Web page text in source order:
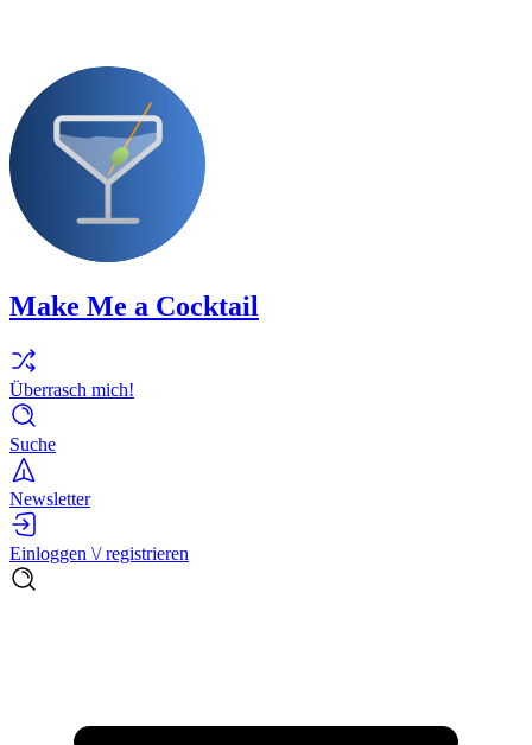
Make Me a Cocktail
Überrasch mich!
Suche
Newsletter
Einloggen \/ registrieren